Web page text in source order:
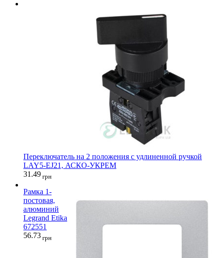
Переключатель на 2 положения с удлиненной ручкой
LAY5-EJ21, АСКО-УКРЕМ
31.49 грн
Рамка 1-
постовая,
алюминий
Legrand Etika
672551
56.73 грн